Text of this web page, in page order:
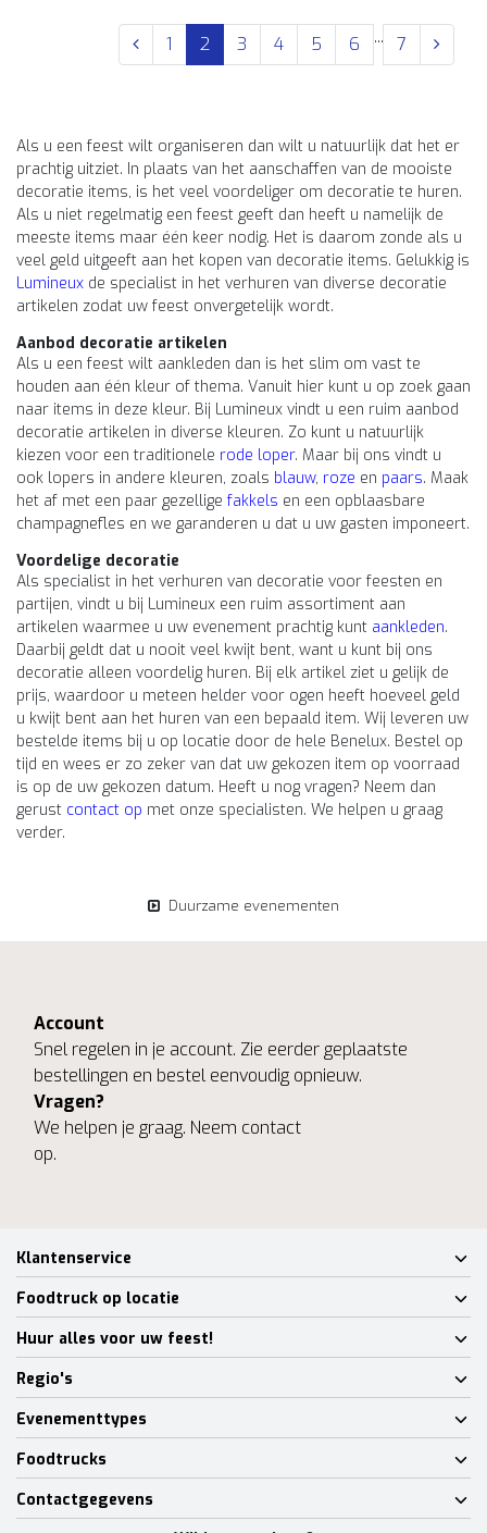
1 2 3 4 5 6 ... 7
Als u een feest wilt organiseren dan wilt u natuurlijk dat het er
prachtig uitziet. In plaats van het aanschaffen van de mooiste
decoratie items, is het veel voordeliger om decoratie te huren.
Als u niet regelmatig een feest geeft dan heeft u namelijk de
meeste items maar één keer nodig. Het is daarom zonde als u
veel geld uitgeeft aan het kopen van decoratie items. Gelukkig is
Lumineux de specialist in het verhuren van diverse decoratie
artikelen zodat uw feest onvergetelijk wordt.
Aanbod decoratie artikelen
Als u een feest wilt aankleden dan is het slim om vast te
houden aan één kleur of thema. Vanuit hier kunt u op zoek gaan
naar items in deze kleur. Bij Lumineux vindt u een ruim aanbod
decoratie artikelen in diverse kleuren. Zo kunt u natuurlijk
kiezen voor een traditionele rode loper. Maar bij ons vindt u
ook lopers in andere kleuren, zoals blauw, roze en paars. Maak
het af met een paar gezellige fakkels en een opblaasbare
champagnefles en we garanderen u dat u uw gasten imponeert.
Voordelige decoratie
Als specialist in het verhuren van decoratie voor feesten en
partijen, vindt u bij Lumineux een ruim assortiment aan
artikelen waarmee u uw evenement prachtig kunt aankleden.
Daarbij geldt dat u nooit veel kwijt bent, want u kunt bij ons
decoratie alleen voordelig huren. Bij elk artikel ziet u gelijk de
prijs, waardoor u meteen helder voor ogen heeft hoeveel geld
u kwijt bent aan het huren van een bepaald item. Wij leveren uw
bestelde items bij u op locatie door de hele Benelux. Bestel op
tijd en wees er zo zeker van dat uw gekozen item op voorraad
is op de uw gekozen datum. Heeft u nog vragen? Neem dan
gerust contact op met onze specialisten. We helpen u graag
verder.
Duurzame evenementen
Account
Snel regelen in je account. Zie eerder geplaatste
bestellingen en bestel eenvoudig opnieuw.
Vragen?
We helpen je graag. Neem contact
op.
Klantenservice
Foodtruck op locatie
Huur alles voor uw feest!
Regio's
Evenementtypes
Foodtrucks
Contactgegevens